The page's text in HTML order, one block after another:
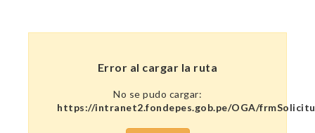
Error al cargar la ruta
No se pudo cargar:
https://intranet2.fondepes.gob.pe/OGA/